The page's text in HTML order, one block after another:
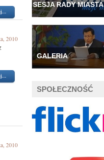
2010
2010
SESJA RADY MIASTA
GALERIA
SPOŁECZNOŚĆ